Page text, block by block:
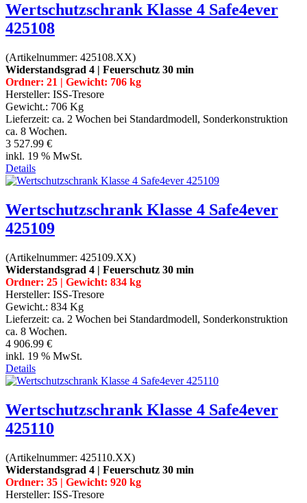
Wertschutzschrank Klasse 4 Safe4ever
425108
(Artikelnummer: 425108.XX)
Widerstandsgrad 4 | Feuerschutz 30 min
Ordner: 21 | Gewicht: 706 kg
Hersteller: ISS-Tresore
Gewicht.: 706 Kg
Lieferzeit: ca. 2 Wochen bei Standardmodell, Sonderkonstruktion
ca. 8 Wochen.
3 527.99 €
inkl. 19 % MwSt.
Details
Wertschutzschrank Klasse 4 Safe4ever
425109
(Artikelnummer: 425109.XX)
Widerstandsgrad 4 | Feuerschutz 30 min
Ordner: 25 | Gewicht: 834 kg
Hersteller: ISS-Tresore
Gewicht.: 834 Kg
Lieferzeit: ca. 2 Wochen bei Standardmodell, Sonderkonstruktion
ca. 8 Wochen.
4 906.99 €
inkl. 19 % MwSt.
Details
Wertschutzschrank Klasse 4 Safe4ever
425110
(Artikelnummer: 425110.XX)
Widerstandsgrad 4 | Feuerschutz 30 min
Ordner: 35 | Gewicht: 920 kg
Hersteller: ISS-Tresore